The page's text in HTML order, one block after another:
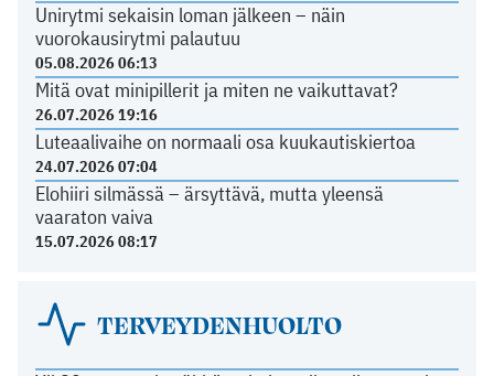
Unirytmi sekaisin loman jälkeen – näin
vuorokausirytmi palautuu
05.08.2026 06:13
Mitä ovat minipillerit ja miten ne vaikuttavat?
26.07.2026 19:16
Luteaalivaihe on normaali osa kuukautiskiertoa
24.07.2026 07:04
Elohiiri silmässä – ärsyttävä, mutta yleensä
vaaraton vaiva
15.07.2026 08:17
TERVEYDENHUOLTO